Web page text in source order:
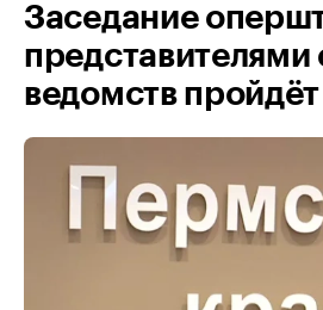
Заседание
представителями
ведомств